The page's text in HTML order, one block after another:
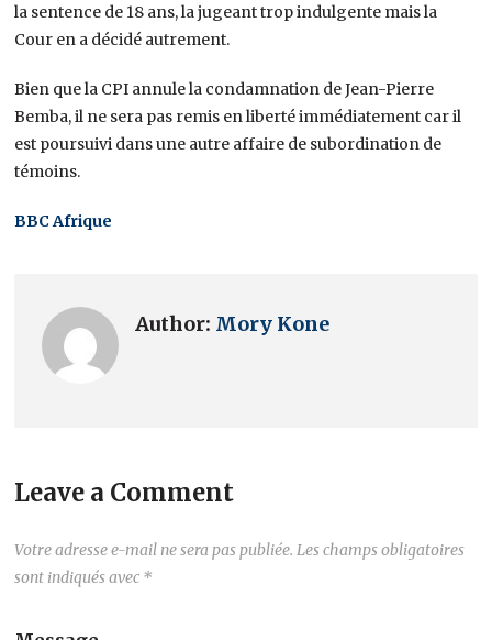
la sentence de 18 ans, la jugeant trop indulgente mais la
Cour en a décidé autrement.
Bien que la CPI annule la condamnation de Jean-Pierre
Bemba, il ne sera pas remis en liberté immédiatement car il
est poursuivi dans une autre affaire de subordination de
témoins.
BBC Afrique
Author: Mory Kone
Leave a Comment
Votre adresse e-mail ne sera pas publiée. Les champs obligatoires
sont indiqués avec *